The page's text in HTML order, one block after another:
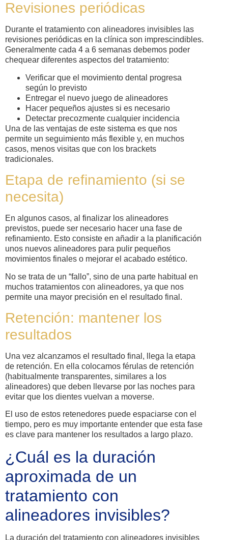
Revisiones periódicas
Durante el tratamiento con alineadores invisibles las
revisiones periódicas en la clínica son imprescindibles.
Generalmente cada 4 a 6 semanas debemos poder
chequear diferentes aspectos del tratamiento:
Verificar que el movimiento dental progresa
según lo previsto
Entregar el nuevo juego de alineadores
Hacer pequeños ajustes si es necesario
Detectar precozmente cualquier incidencia
Una de las ventajas de este sistema es que nos
permite un seguimiento más flexible y, en muchos
casos, menos visitas que con los brackets
tradicionales.
Etapa de refinamiento (si se
necesita)
En algunos casos, al finalizar los alineadores
previstos, puede ser necesario hacer una fase de
refinamiento. Esto consiste en añadir a la planificación
unos nuevos alineadores para pulir pequeños
movimientos finales o mejorar el acabado estético.
No se trata de un “fallo”, sino de una parte habitual en
muchos tratamientos con alineadores, ya que nos
permite una mayor precisión en el resultado final.
Retención: mantener los
resultados
Una vez alcanzamos el resultado final, llega la etapa
de retención. En ella colocamos férulas de retención
(habitualmente transparentes, similares a los
alineadores) que deben llevarse por las noches para
evitar que los dientes vuelvan a moverse.
El uso de estos retenedores puede espaciarse con el
tiempo, pero es muy importante entender que esta fase
es clave para mantener los resultados a largo plazo.
¿Cuál es la duración
aproximada de un
tratamiento con
alineadores invisibles?
La duración del tratamiento con alineadores invisibles